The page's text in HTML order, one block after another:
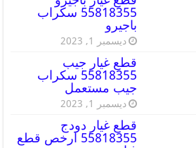
55818355 سكراب
باجيرو
ديسمبر 1, 2023
قطع غيار جيب
55818355 سكراب
جيب مستعمل
ديسمبر 1, 2023
قطع غيار دودج
55818355 ارخص قطع